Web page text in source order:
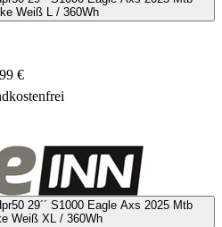
Weiß L / 360Wh
€
29´´ S1000 Eagle Axs 2025 Mtb
Weiß XL / 360Wh